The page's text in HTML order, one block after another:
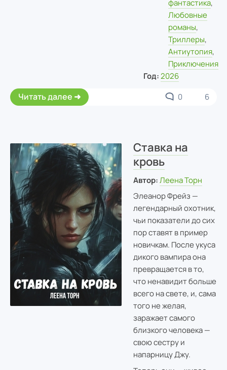
фантастика,
Любовные
романы,
Триллеры,
Антиутопия,
Приключения
Год: 2026
Читать далее 0 6
Ставка на
кровь
Автор: Леена Торн
Элеанор Фрейз —
легендарный охотник,
чьи показатели до сих
пор ставят в пример
новичкам. После укуса
дикого вампира она
превращается в то,
что ненавидит больше
всего на свете, и, сама
того не желая,
заражает самого
близкого человека —
свою сестру и
напарницу Джу.